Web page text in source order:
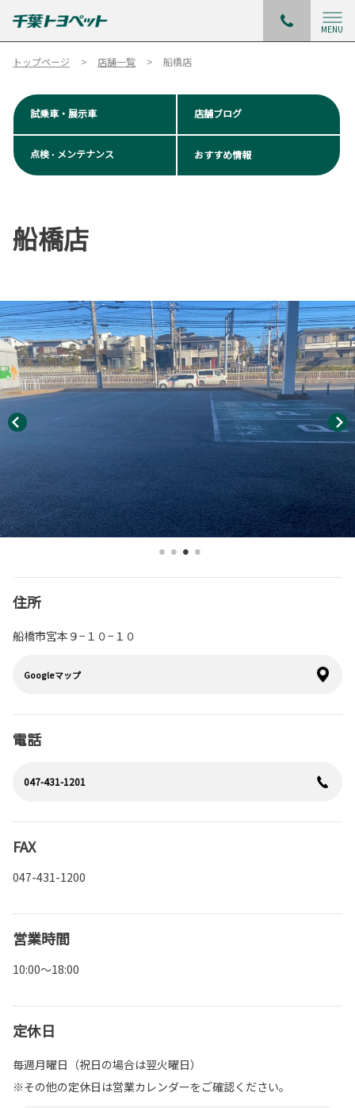
MENU
トップページ 店舗一覧 船橋店
試乗車・展示車 店舗ブログ
点検 ・ メンテナンス おすすめ情報
船橋店
住所
船橋市宮本９−１０−１０
Googleマップ
電話
047-431-1201
FAX
047-431-1200
営業時間
10:00～18:00
定休日
毎週月曜日（祝日の場合は翌火曜日）
※その他の定休日は営業カレンダーをご確認ください。